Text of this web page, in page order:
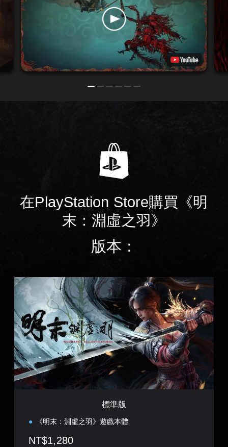
在PlayStation Store購買《明
末：淵虛之羽》
版本：
標
準
標準版
《明末：淵虛之羽》遊戲本體
NT$1,280